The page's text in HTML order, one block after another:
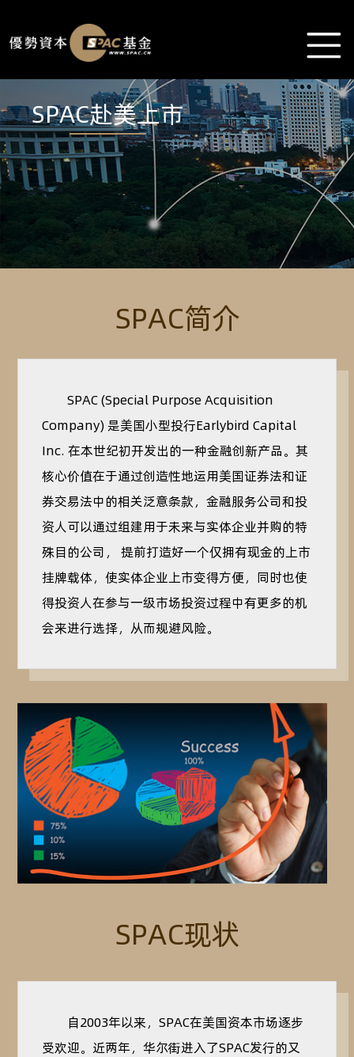
SPAC赴美上市
SPAC简介
SPAC (Special Purpose Acquisition
Company) 是美国小型投行Earlybird Capital
Inc. 在本世纪初开发出的一种金融创新产品。其
核心价值在于通过创造性地运用美国证券法和证
券交易法中的相关泛意条款，金融服务公司和投
资人可以通过组建用于未来与实体企业并购的特
殊目的公司， 提前打造好一个仅拥有现金的上市
挂牌载体，使实体企业上市变得方便，同时也使
得投资人在参与一级市场投资过程中有更多的机
会来进行选择，从而规避风险。
SPAC现状
自2003年以来，SPAC在美国资本市场逐步
受欢迎。近两年，华尔街进入了SPAC发行的又